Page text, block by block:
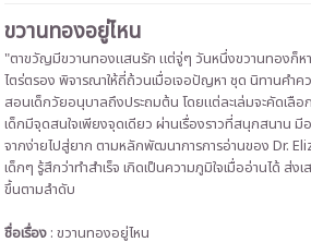
ขวานทองอยู่ไหน
"ตาขวัญมีขวานทองแสนรัก แต่จู่ๆ วันหนึ่งขวานทองก็ห
ไตร่ตรอง พิจารณาให้ถี่ถ้วนเมื่อเจอปัญหา ชุด นิทานคำ
สอนเด็กวัยอนุบาลถึงประถมต้น โดยแต่ละเล่มจะคัดเลื
เด็กมีจุดสนใจเพียงจุดเดียว ผ่านเรื่องราวที่สนุกสนาน
จากง่ายไปสู่ยาก ตามหลักพัฒนาการการอ่านของ Dr.
เด็กๆ รู้สึกว่าทำสำเร็จ เกิดเป็นความภูมิใจเมื่ออ่านได้ ส่
ขึ้นตามลำดับ
ชื่อเรื่อง : ขวานทองอยู่ไหน